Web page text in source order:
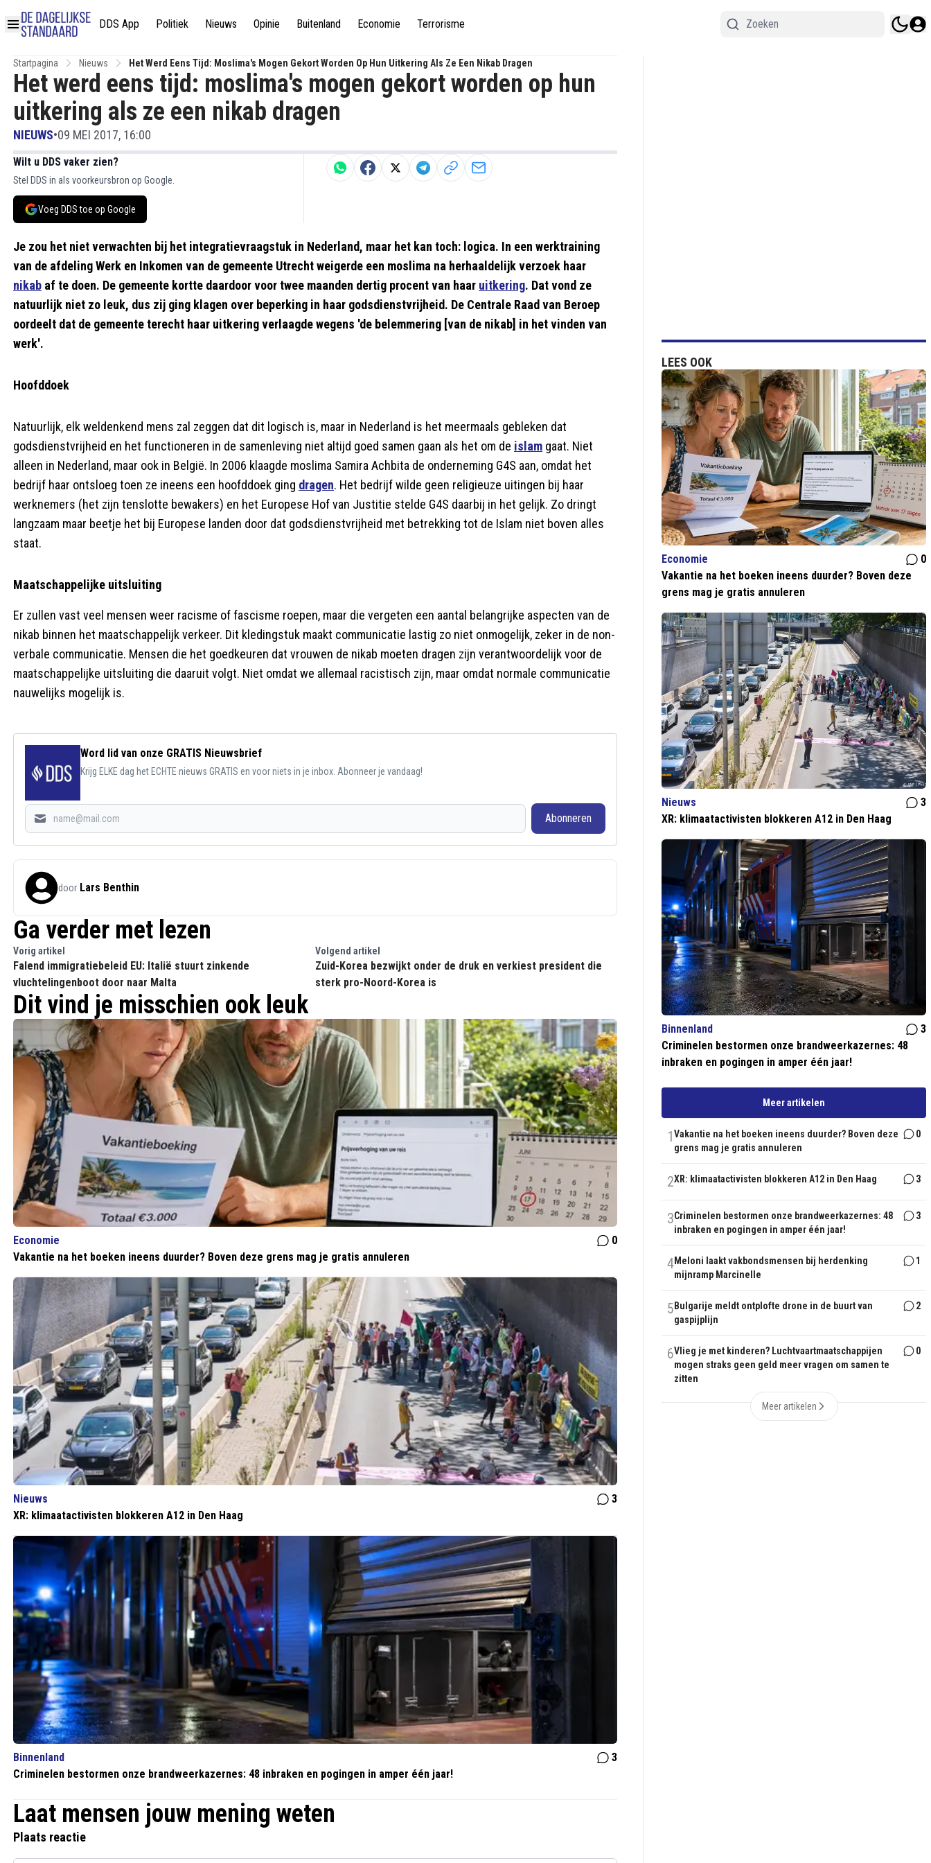
DDS App Politiek Nieuws Opinie Buitenland Economie Terrorisme
Startpagina Nieuws Het Werd Eens Tijd: Moslima's Mogen Gekort Worden Op Hun Uitkering Als Ze Een Nikab Dragen
Het werd eens tijd: moslima's mogen gekort worden op hun
uitkering als ze een nikab dragen
NIEUWS•09 MEI 2017, 16:00
Wilt u DDS vaker zien?
Stel DDS in als voorkeursbron op Google.
Voeg DDS toe op Google
Je zou het niet verwachten bij het integratievraagstuk in Nederland, maar het kan toch: logica. In een werktraining
van de afdeling Werk en Inkomen van de gemeente Utrecht weigerde een moslima na herhaaldelijk verzoek haar
nikab af te doen. De gemeente kortte daardoor voor twee maanden dertig procent van haar uitkering. Dat vond ze
natuurlijk niet zo leuk, dus zij ging klagen over beperking in haar godsdienstvrijheid. De Centrale Raad van Beroep
oordeelt dat de gemeente terecht haar uitkering verlaagde wegens 'de belemmering [van de nikab] in het vinden van
werk'.
Hoofddoek
Natuurlijk, elk weldenkend mens zal zeggen dat dit logisch is, maar in Nederland is het meermaals gebleken dat
godsdienstvrijheid en het functioneren in de samenleving niet altijd goed samen gaan als het om de islam gaat. Niet
alleen in Nederland, maar ook in België. In 2006 klaagde moslima Samira Achbita de onderneming G4S aan, omdat het
bedrijf haar ontsloeg toen ze ineens een hoofddoek ging dragen. Het bedrijf wilde geen religieuze uitingen bij haar
werknemers (het zijn tenslotte bewakers) en het Europese Hof van Justitie stelde G4S daarbij in het gelijk. Zo dringt
langzaam maar beetje het bij Europese landen door dat godsdienstvrijheid met betrekking tot de Islam niet boven alles
staat.
Maatschappelijke uitsluiting
Er zullen vast veel mensen weer racisme of fascisme roepen, maar die vergeten een aantal belangrijke aspecten van de
nikab binnen het maatschappelijk verkeer. Dit kledingstuk maakt communicatie lastig zo niet onmogelijk, zeker in de non-
verbale communicatie. Mensen die het goedkeuren dat vrouwen de nikab moeten dragen zijn verantwoordelijk voor de
maatschappelijke uitsluiting die daaruit volgt. Niet omdat we allemaal racistisch zijn, maar omdat normale communicatie
nauwelijks mogelijk is.
Word lid van onze GRATIS Nieuwsbrief
Krijg ELKE dag het ECHTE nieuws GRATIS en voor niets in je inbox. Abonneer je vandaag!
Abonneren
door Lars Benthin
Ga verder met lezen
Vorig artikel
Falend immigratiebeleid EU: Italië stuurt zinkende
vluchtelingenboot door naar Malta
Volgend artikel
Zuid-Korea bezwijkt onder de druk en verkiest president die
sterk pro-Noord-Korea is
Dit vind je misschien ook leuk
Economie
0
Vakantie na het boeken ineens duurder? Boven deze grens mag je gratis annuleren
Nieuws
3
XR: klimaatactivisten blokkeren A12 in Den Haag
Binnenland
3
Criminelen bestormen onze brandweerkazernes: 48 inbraken en pogingen in amper één jaar!
Laat mensen jouw mening weten
Plaats reactie
LEES OOK
Economie
0
Vakantie na het boeken ineens duurder? Boven deze
grens mag je gratis annuleren
Nieuws
3
XR: klimaatactivisten blokkeren A12 in Den Haag
Binnenland
3
Criminelen bestormen onze brandweerkazernes: 48
inbraken en pogingen in amper één jaar!
Meer artikelen
1Vakantie na het boeken ineens duurder? Boven deze
grens mag je gratis annuleren
0
2XR: klimaatactivisten blokkeren A12 in Den Haag 3
3Criminelen bestormen onze brandweerkazernes: 48
inbraken en pogingen in amper één jaar!
3
4Meloni laakt vakbondsmensen bij herdenking
mijnramp Marcinelle
1
5 Bulgarije meldt ontplofte drone in de buurt van
gaspijplijn
2
6Vlieg je met kinderen? Luchtvaartmaatschappijen
mogen straks geen geld meer vragen om samen te
zitten
0
Meer artikelen